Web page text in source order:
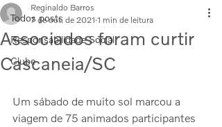
Todos posts
Responsabilidade Social
Clube
Associados foram curtir
Cascaneia/SC
Reginaldo Barros
7 de out. de 2021 1 min de leitura
Um sábado de muito sol marcou a
viagem de 75 animados participantes